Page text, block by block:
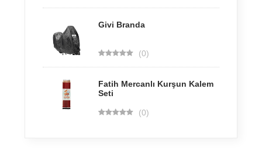
Givi Branda
(0)
Fatih Mercanlı Kurşun Kalem
Seti
(0)